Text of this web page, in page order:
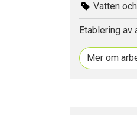
Vatten
Etablering av
Mer om